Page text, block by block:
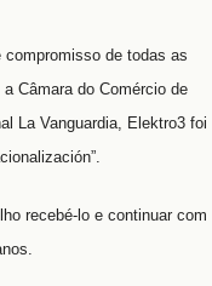
de todas as
Câmara do Comércio de
La Vanguardia, Elektro3 foi
recebé-lo e continuar com